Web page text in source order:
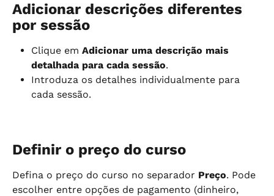
Adicionar descrições diferentes
por sessão
Clique em Adicionar uma descrição mais
detalhada para cada sessão.
Introduza os detalhes individualmente para
cada sessão.
Definir o preço do curso
Defina o preço do curso no separador Preço. Pode
escolher entre opções de pagamento (dinheiro,